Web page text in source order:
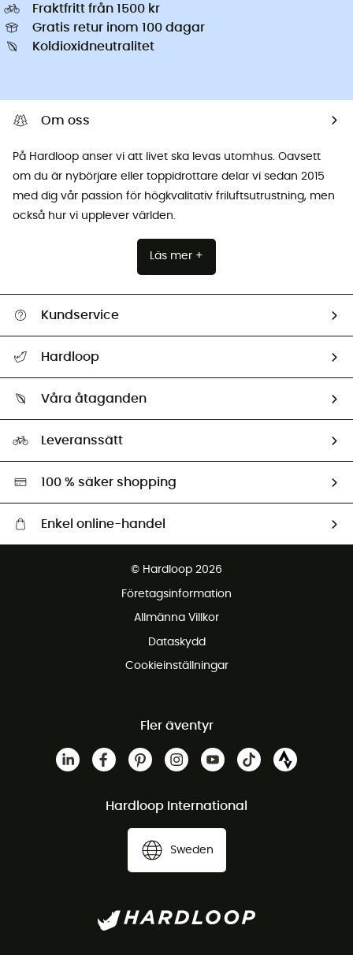
Fraktfritt från 1500 kr
Gratis retur inom 100 dagar
Koldioxidneutralitet
Om oss
På Hardloop anser vi att livet ska levas utomhus. Oavsett
om du är nybörjare eller toppidrottare delar vi sedan 2015
med dig vår passion för högkvalitativ friluftsutrustning, men
också hur vi upplever världen.
Läs mer +
Kundservice
Retur & återbetalning
Hardloop
Ambassadörer
Våra åtaganden
Miljöanpassat urval
Leveranssätt
100 % säker shopping
Enkel online-handel
Gratis retur inom 100 dagar
© Hardloop 2026
Företagsinformation
Allmänna Villkor
Dataskydd
Cookieinställningar
Fler äventyr
Hardloop International
Sweden